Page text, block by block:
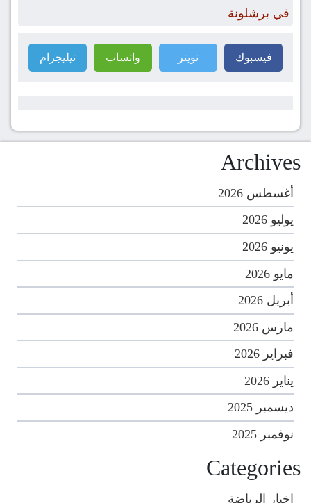
في برشلونة
فيسبوك تويتر واتساب تيليجرام
Archives
أغسطس 2026
يوليو 2026
يونيو 2026
مايو 2026
أبريل 2026
مارس 2026
فبراير 2026
يناير 2026
ديسمبر 2025
نوفمبر 2025
Categories
اخبار الرياضة